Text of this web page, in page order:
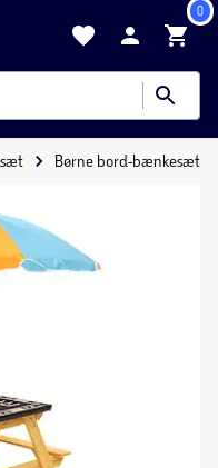
0
Børne bord-bænkesæt